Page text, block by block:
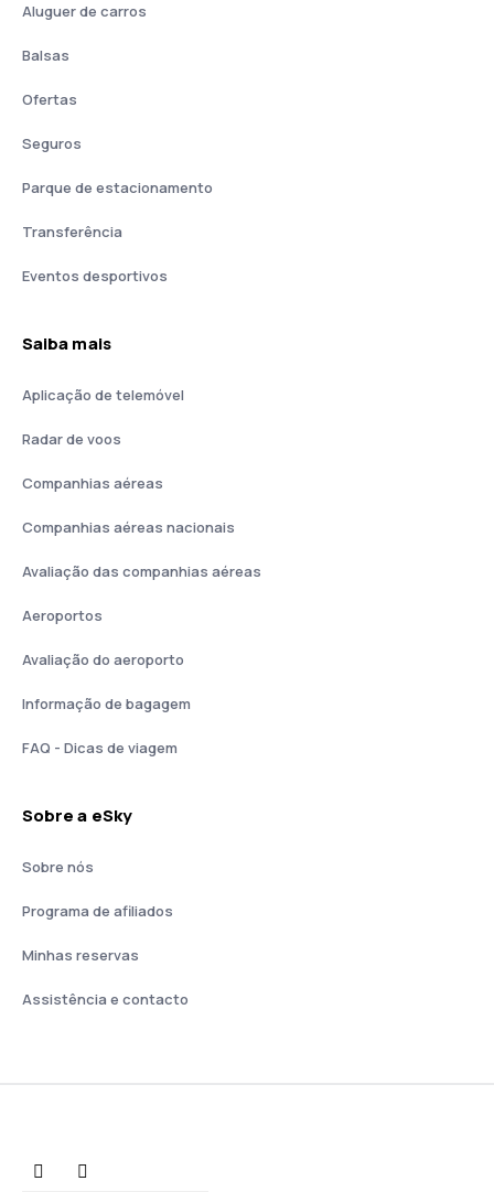
Aluguer de carros
Balsas
Ofertas
Seguros
Parque de estacionamento
Transferência
Eventos desportivos
Saiba mais
Aplicação de telemóvel
Radar de voos
Companhias aéreas
Companhias aéreas nacionais
Avaliação das companhias aéreas
Aeroportos
Avaliação do aeroporto
Informação de bagagem
FAQ - Dicas de viagem
Sobre a eSky
Sobre nós
Programa de afiliados
Minhas reservas
Assistência e contacto